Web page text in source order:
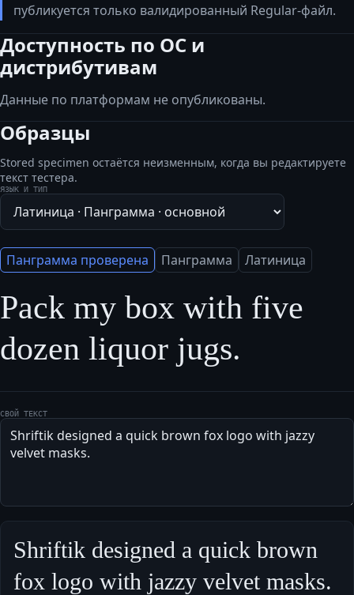
публикуется только валидированный Regular-файл.
Доступность по ОС и
дистрибутивам
Данные по платформам не опубликованы.
Образцы
Stored specimen остаётся неизменным, когда вы редактируете
текст тестера.
ЯЗЫК И ТИП
Панграмма проверена Панграмма Латиница
Pack my box with five
dozen liquor jugs.
СВОЙ ТЕКСТ
Shriftik designed a quick brown
fox logo with jazzy velvet masks.